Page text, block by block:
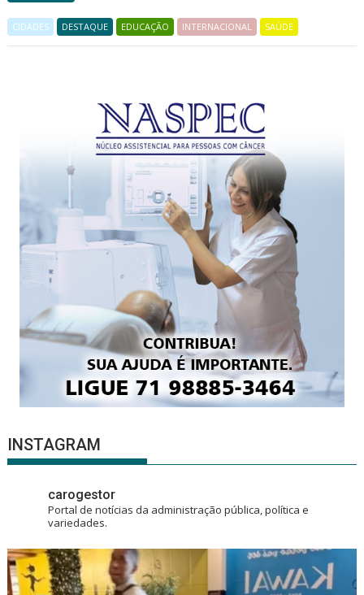
CIDADES DESTAQUE EDUCAÇÃO INTERNACIONAL SAÚDE
INSTAGRAM
carogestor
Portal de notícias da administração pública, política e
variedades.